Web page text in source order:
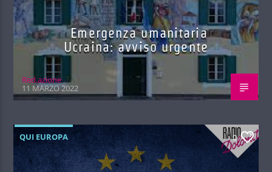
Emergenza umanitaria
Ucraina: avviso urgente
Red.azione
11 MARZO 2022
QUI EUROPA 0